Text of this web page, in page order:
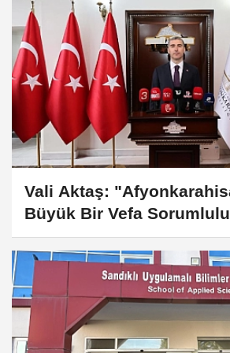
Vali Aktaş:
Büyük Bir Vefa